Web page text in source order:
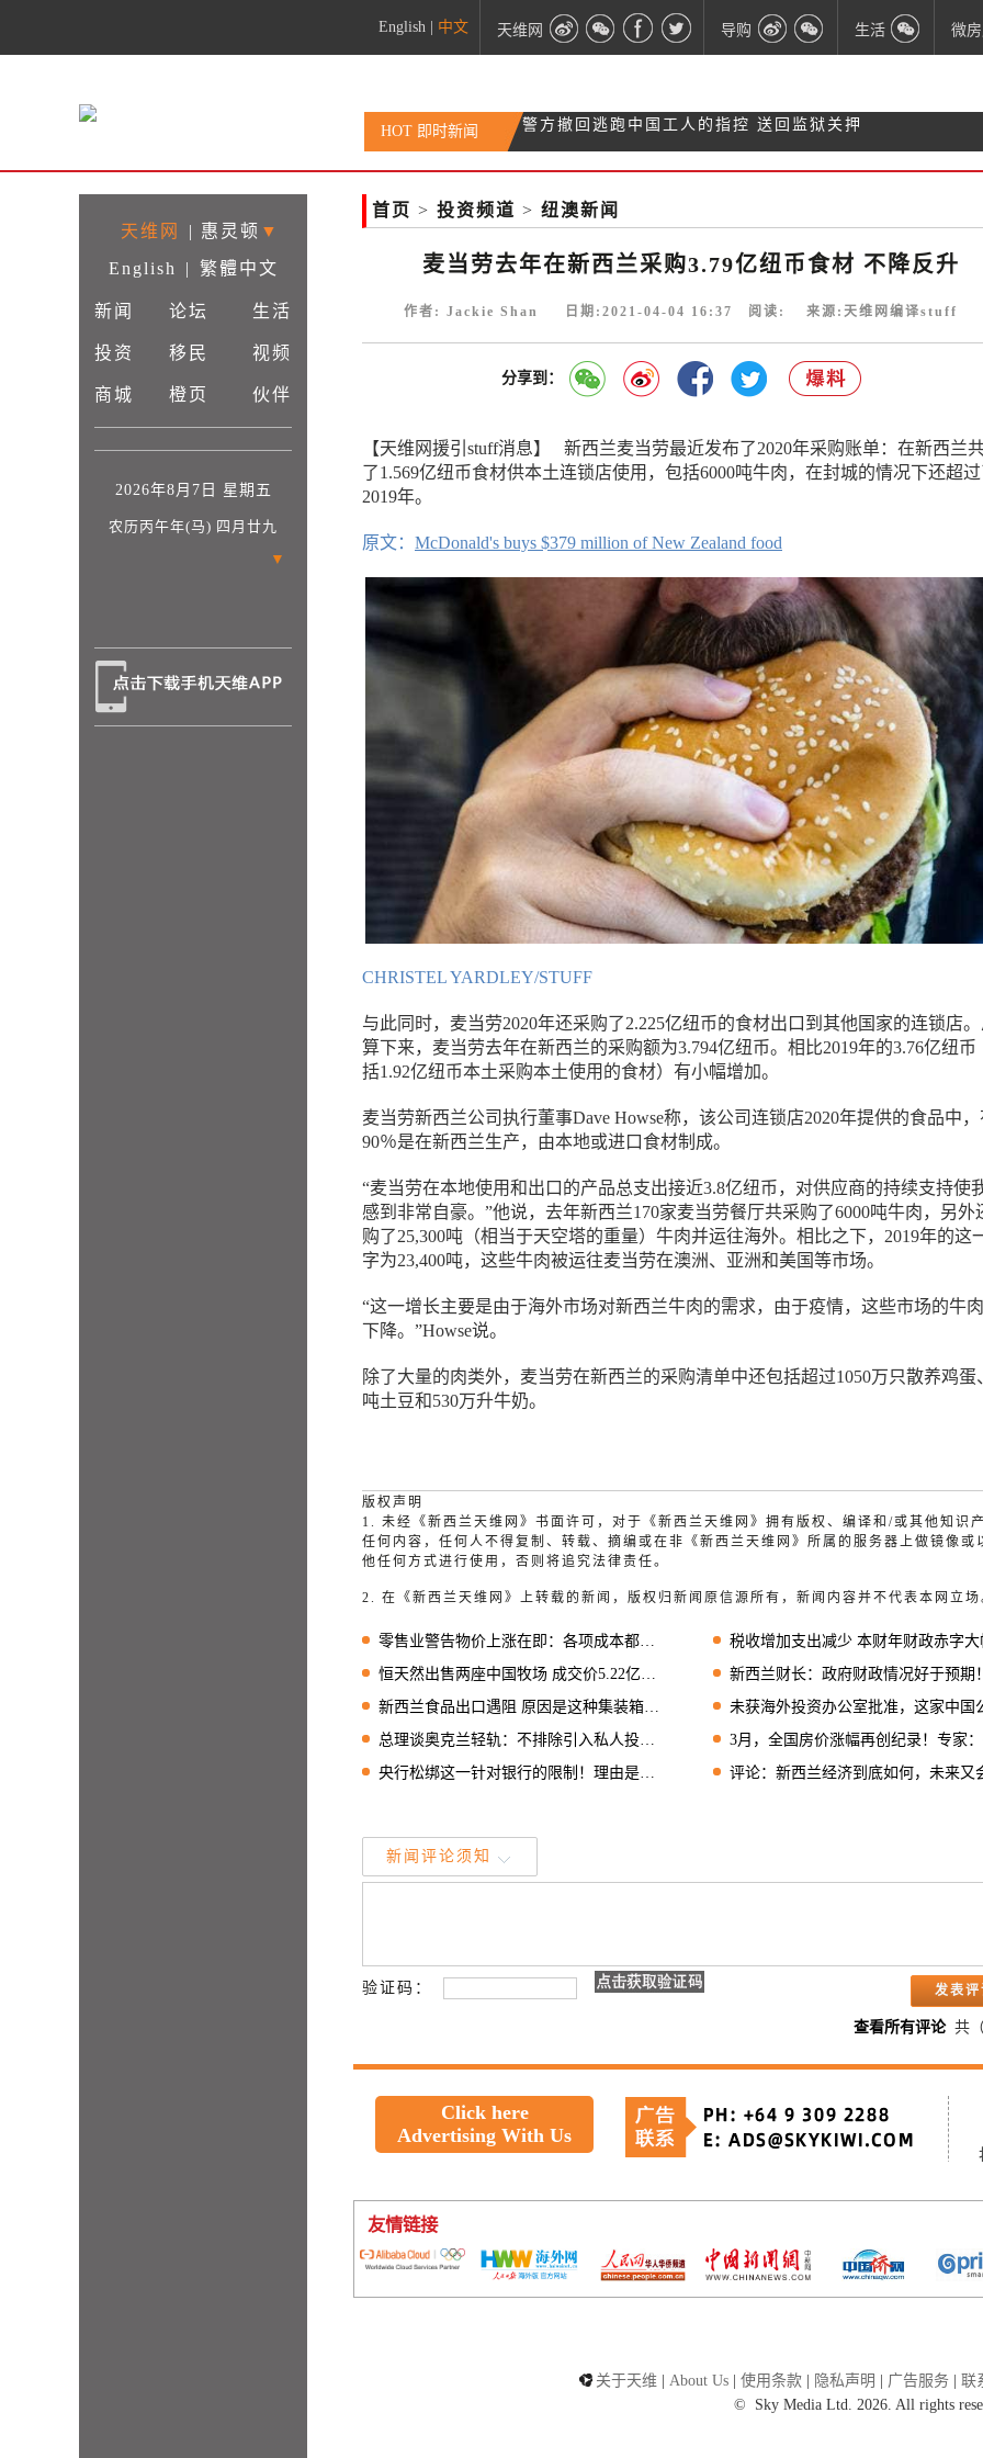
English 中文 天维网 导购 生活 微
HOT 即时新闻
业内呼吁：银行要放贷给开发商，加快房屋建设！
警方撤回逃跑中国工人的指控 送回监狱关押
天维网 | 惠灵顿 ▼
English
| 繁體中文
新闻 论坛 生活
投资 移民 视频
商城 橙页 伙伴
2026年8月7日 星期五
农历丙午年(马) 四月廿九
▼
首页 > 投资频道 > 纽澳新闻
麦当劳去年在新西兰采购3.79亿纽币食材 不降反升
作者: Jackie Shan 日期:2021-04-04 16:37 阅读: 来源:天维网编译stuff
分享到：
【天维网援引stuff消息】 新西兰麦当劳最近发布了2020年采购账单：在新西兰
了1.569亿纽币食材供本土连锁店使用，包括6000吨牛肉，在封城的情况下还超过
2019年。
原文： McDonald's buys $379 million of New Zealand food
CHRISTEL YARDLEY/STUFF
与此同时，麦当劳2020年还采购了2.225亿纽币的食材出口到其他国家的连锁店
算下来，麦当劳去年在新西兰的采购额为3.794亿纽币。相比2019年的3.76亿纽币
括1.92亿纽币本土采购本土使用的食材）有小幅增加。
麦当劳新西兰公司执行董事Dave Howse称，该公司连锁店2020年提供的食品中
90％是在新西兰生产，由本地或进口食材制成。
“麦当劳在本地使用和出口的产品总支出接近3.8亿纽币，对供应商的持续支持使
感到非常自豪。”他说，去年新西兰170家麦当劳餐厅共采购了6000吨牛肉，另外
购了25,300吨（相当于天空塔的重量）牛肉并运往海外。相比之下，2019年的这
字为23,400吨，这些牛肉被运往麦当劳在澳洲、亚洲和美国等市场。
“这一增长主要是由于海外市场对新西兰牛肉的需求，由于疫情，这些市场的牛
下降。”Howse说。
除了大量的肉类外，麦当劳在新西兰的采购清单中还包括超过1050万只散养鸡蛋
吨土豆和530万升牛奶。
版权声明
1. 未经《新西兰天维网》书面许可，对于《新西兰天维网》拥有版权、编译和/或其他知识
任何内容，任何人不得复制、转载、摘编或在非《新西兰天维网》所属的服务器上做镜像或
他任何方式进行使用，否则将追究法律责任。
2. 在《新西兰天维网》上转载的新闻，版权归新闻原信源所有，新闻内容并不代表本网立场
零售业警告物价上涨在即：各项成本都在增加
税收增加支出减少 本财年财政赤字大幅低于
恒天然出售两座中国牧场 成交价5.22亿纽币
新西兰财长：政府财政情况好于预期！
新西兰食品出口遇阻 原因是这种集装箱短缺
未获海外投资办公室批准，这家中国公司被罚款两次
总理谈奥克兰轻轨：不排除引入私人投资的可能
3月，全国房价涨幅再创纪录！专家：有新政也不会
央行松绑这一针对银行的限制！理由是经济改善
评论：新西兰经济到底如何，未来又会怎么样
新闻评论须知
验证码：
查看所有评论共（
Click here
Advertising With Us
友情链接
关于天维 About Us 使用条款 隐私声明 广告服务 联
©
Sky Media Ltd. 2026. All rights